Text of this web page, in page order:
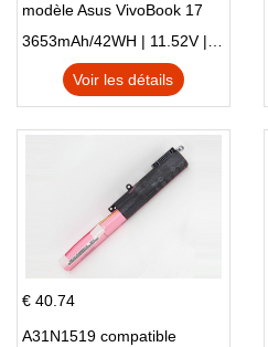
modèle Asus VivoBook 17
X705NC X705UA X705UV
X705UN X705UD
3653mAh/42WH | 11.52V | Li-ion ...
Voir les détails
€ 40.74
A31N1519 compatible